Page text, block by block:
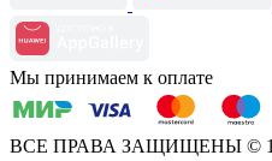
Мы принимаем к оплате
ВСЕ ПРАВА ЗАЩИЩЕНЫ ©